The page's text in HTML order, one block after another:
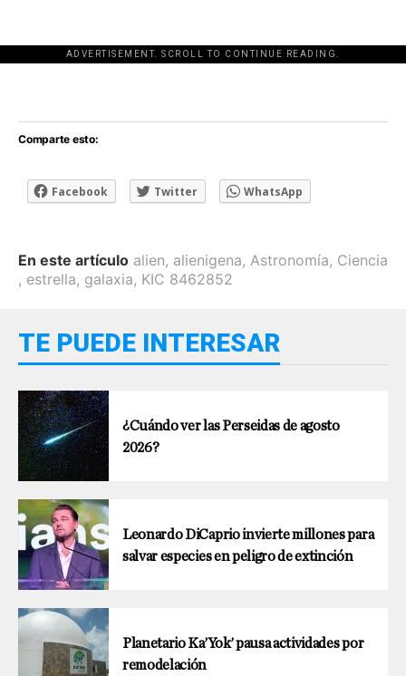
ADVERTISEMENT. SCROLL TO CONTINUE READING.
[adsforwp id="243463"]
Comparte esto:
Facebook Twitter WhatsApp
En este artículo alien, alienigena, Astronomía, Ciencia
, estrella, galaxia, KIC 8462852
TE PUEDE INTERESAR
¿Cuándo ver las Perseidas de agosto
2026?
Leonardo DiCaprio invierte millones para
salvar especies en peligro de extinción
Planetario Ka’Yok’ pausa actividades por
remodelación